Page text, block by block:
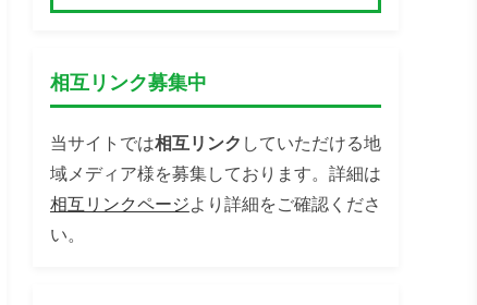
相互リンク募集中
当サイトでは相互リンク していただける地
域メディア様を募集しております。詳細は
相互リンクページより詳細をご確認くださ
い。